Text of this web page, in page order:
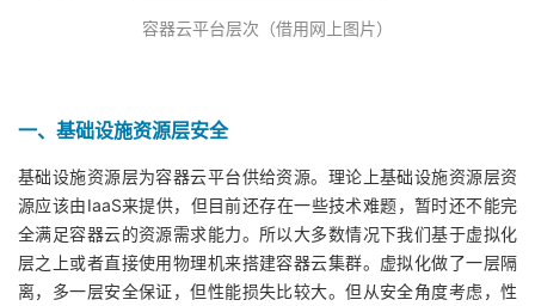
证
实
验
的
收
藏
持
建
议
容器云平台层次（借用网上图片）
一、基础设施资源层安全
基础设施资源层为容器云平台供给资源。理论上基础设施资源层资
源应该由IaaS来提供，但目前还存在一些技术难题，暂时还不能完
全满足容器云的资源需求能力。所以大多数情况下我们基于虚拟化
层之上或者直接使用物理机来搭建容器云集群。虚拟化做了一层隔
离，多一层安全保证，但性能损失比较大。但从安全角度考虑，性